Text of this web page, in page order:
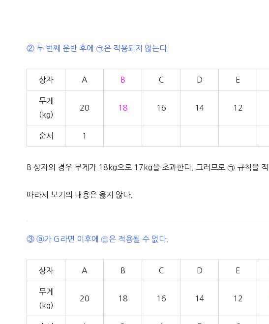
② 두 번째 운반 후에 ㉠은 적용되지 않는다.
상자 A B C D E
무게
(kg)
20 18 16 14 12
순서 1
B 상자의 경우 무게가 18kg으로 17kg을 초과한다. 그러므로 ㉠ 규칙을
따라서 보기의 내용은 옳지 않다.
③ ⓐ가 G라면 이후에 ㉢은 적용될 수 없다.
상자 A B C D E
무게
(kg)
20 18 16 14 12